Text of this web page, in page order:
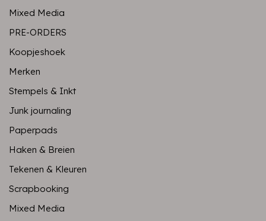
Mixed Media
PRE-ORDERS
Koopjeshoek
Merken
Stempels & Inkt
Junk journaling
Paperpads
Haken & Breien
Tekenen & Kleuren
Scrapbooking
Mixed Media